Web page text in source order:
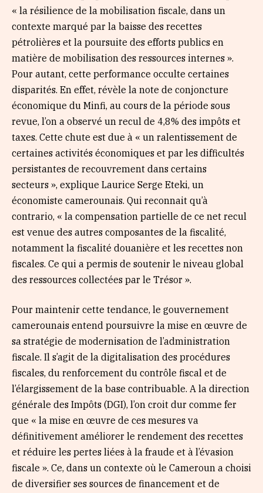
« la résilience de la mobilisation fiscale, dans un
contexte marqué par la baisse des recettes
pétrolières et la poursuite des efforts publics en
matière de mobilisation des ressources internes ».
Pour autant, cette performance occulte certaines
disparités. En effet, révèle la note de conjoncture
économique du Minfi, au cours de la période sous
revue, l’on a observé un recul de 4,8% des impôts et
taxes. Cette chute est due à « un ralentissement de
certaines activités économiques et par les difficultés
persistantes de recouvrement dans certains
secteurs », explique Laurice Serge Eteki, un
économiste camerounais. Qui reconnait qu’à
contrario, « la compensation partielle de ce net recul
est venue des autres composantes de la fiscalité,
notamment la fiscalité douanière et les recettes non
fiscales. Ce qui a permis de soutenir le niveau global
des ressources collectées par le Trésor ».
Pour maintenir cette tendance, le gouvernement
camerounais entend poursuivre la mise en œuvre de
sa stratégie de modernisation de l’administration
fiscale. Il s’agit de la digitalisation des procédures
fiscales, du renforcement du contrôle fiscal et de
l’élargissement de la base contribuable. A la direction
générale des Impôts (DGI), l’on croit dur comme fer
que « la mise en œuvre de ces mesures va
définitivement améliorer le rendement des recettes
et réduire les pertes liées à la fraude et à l’évasion
fiscale ». Ce, dans un contexte où le Cameroun a choisi
de diversifier ses sources de financement et de